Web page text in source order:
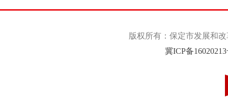
版权所有：保定市发展和
冀ICP备